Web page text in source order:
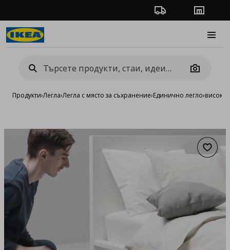
Проследяване на
Camera
Продукти›Легла›Легла с място за съхранение›Единично легло›високо